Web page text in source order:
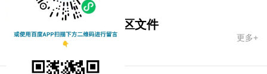
国务院文件 自治区文件
市政府文件
更多+